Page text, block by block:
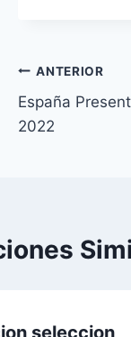
de
ANTERIOR
España
2022